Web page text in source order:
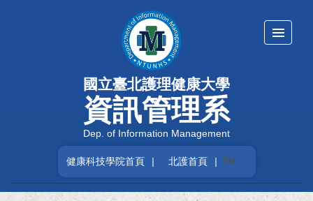
國立臺北護理健康大學
資訊管理系
Dep. of Information Management
健康科技學院首頁 | 北護首頁 | EN